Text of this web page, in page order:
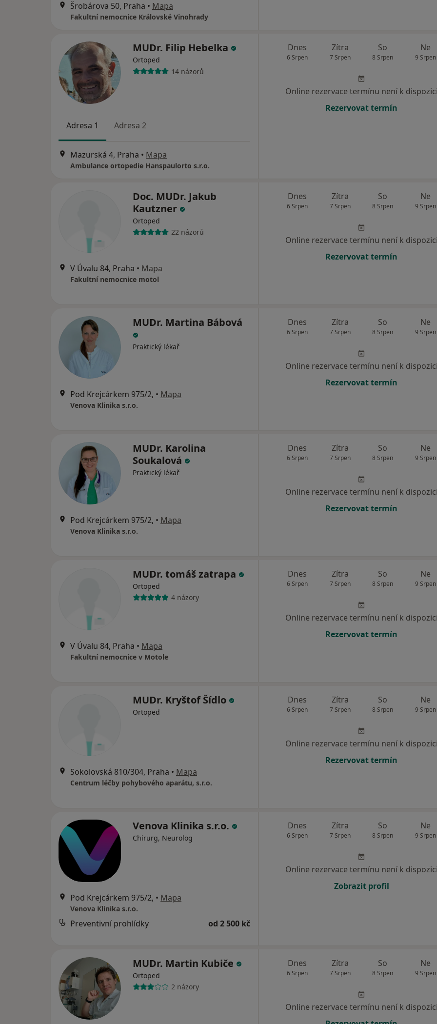
Šrobárova 50, Praha • Mapa
Fakultní nemocnice Královské Vinohrady
MUDr. Filip Hebelka
Ortoped
14 názorů
Adresa 1 Adresa 2
Mazurská 4, Praha • Mapa
Ambulance ortopedie Hanspaulorto s.r.o.
Dnes
6 Srpen
Zítra
7 Srpen
So
8 Srpen
Ne
9 Srpen
Online rezervace termínu není k dispozici
Rezervovat termín
Doc. MUDr. Jakub
Kautzner
Ortoped
22 názorů
V Úvalu 84, Praha • Mapa
Fakultní nemocnice motol
Dnes
6 Srpen
Zítra
7 Srpen
So
8 Srpen
Ne
9 Srpen
Online rezervace termínu není k dispozici
Rezervovat termín
MUDr. Martina Bábová
Praktický lékař
Pod Krejcárkem 975/2, • Mapa
Venova Klinika s.r.o.
Dnes
6 Srpen
Zítra
7 Srpen
So
8 Srpen
Ne
9 Srpen
Online rezervace termínu není k dispozici
Rezervovat termín
MUDr. Karolina
Soukalová
Praktický lékař
Pod Krejcárkem 975/2, • Mapa
Venova Klinika s.r.o.
Dnes
6 Srpen
Zítra
7 Srpen
So
8 Srpen
Ne
9 Srpen
Online rezervace termínu není k dispozici
Rezervovat termín
MUDr. tomáš zatrapa
Ortoped
4 názory
V Úvalu 84, Praha • Mapa
Fakultní nemocnice v Motole
Dnes
6 Srpen
Zítra
7 Srpen
So
8 Srpen
Ne
9 Srpen
Online rezervace termínu není k dispozici
Rezervovat termín
MUDr. Kryštof Šídlo
Ortoped
Sokolovská 810/304, Praha • Mapa
Centrum léčby pohybového aparátu, s.r.o.
Dnes
6 Srpen
Zítra
7 Srpen
So
8 Srpen
Ne
9 Srpen
Online rezervace termínu není k dispozici
Rezervovat termín
Venova Klinika s.r.o.
Chirurg, Neurolog
Pod Krejcárkem 975/2, • Mapa
Venova Klinika s.r.o.
Preventivní prohlídky od 2 500 kč
Dnes
6 Srpen
Zítra
7 Srpen
So
8 Srpen
Ne
9 Srpen
Online rezervace termínu není k dispozici
Zobrazit profil
MUDr. Martin Kubiče
Ortoped
2 názory
Dnes
6 Srpen
Zítra
7 Srpen
So
8 Srpen
Ne
9 Srpen
Online rezervace termínu není k dispozici